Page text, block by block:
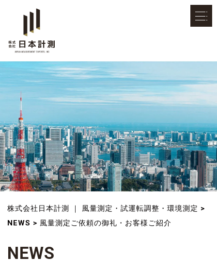
株式会社日本計測 ｜ 風量測定・試運転調整・環境測定 >
NEWS > 風量測定ご依頼の御礼・お客様ご紹介
NEWS